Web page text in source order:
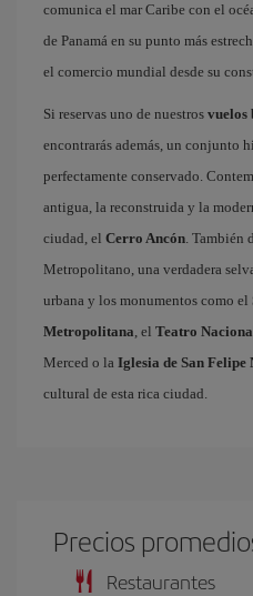
comunica el mar Caribe con el
de Panamá en su punto más
el comercio mundial desde su
Si reservas uno de nuestros vuelos
encontrarás además, un conjunto
perfectamente conservado.
antigua, la reconstruida y la
ciudad, el Cerro Ancón. También
Metropolitano, una verdadera
urbana y los monumentos como el
Metropolitana, el Teatro
Merced o la Iglesia de San Felipe
cultural de esta rica ciudad.
Precios
Restaurantes